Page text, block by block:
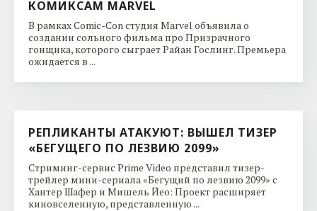
КОМИКСАМ MARVEL
В рамках Comic-Con студия Marvel объявила о
создании сольного фильма про Призрачного
гонщика, которого сыграет Райан Гослинг. Премьера
ожидается в ...
РЕПЛИКАНТЫ АТАКУЮТ: ВЫШЕЛ ТИЗЕР
«БЕГУЩЕГО ПО ЛЕЗВИЮ 2099»
Стриминг-сервис Prime Video представил тизер-
трейлер мини-сериала «Бегущий по лезвию 2099» с
Хантер Шафер и Мишель Йео: Проект расширяет
киновселенную, представленную ...